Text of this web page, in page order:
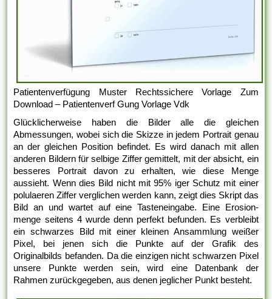
Patientenverfügung Muster Rechtssichere Vorlage Zum
Download – Patientenverf Gung Vorlage Vdk
Glücklicherweise haben die Bilder alle die gleichen
Abmessungen, wobei sich die Skizze in jedem Portrait genau
an der gleichen Position befindet. Es wird danach mit allen
anderen Bildern für selbige Ziffer gemittelt, mit der absicht, ein
besseres Portrait davon zu erhalten, wie diese Menge
aussieht. Wenn dies Bild nicht mit 95% iger Schutz mit einer
polulaeren Ziffer verglichen werden kann, zeigt dies Skript das
Bild an und wartet auf eine Tasteneingabe. Eine Erosion-
menge seitens 4 wurde denn perfekt befunden. Es verbleibt
ein schwarzes Bild mit einer kleinen Ansammlung weißer
Pixel, bei jenen sich die Punkte auf der Grafik des
Originalbilds befanden. Da die einzigen nicht schwarzen Pixel
unsere Punkte werden sein, wird eine Datenbank der
Rahmen zurückgegeben, aus denen jeglicher Punkt besteht.